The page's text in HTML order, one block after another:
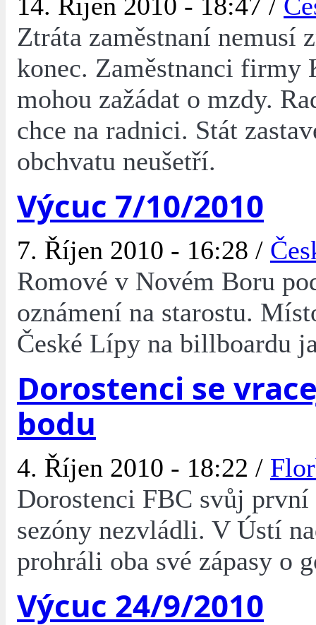
14. Říjen 2010 - 18:47 /
Ztráta zaměstnaní nemusí
konec. Zaměstnanci firmy
mohou zažádat o mzdy.
chce na radnici. Stát
obchvatu neušetří.
Výcuc 7/10/2010
7. Říjen 2010 - 16:28 /
Romové v Novém Boru
oznámení na starostu.
České Lípy na billboardu
Dorostenci se
bodu
4. Říjen 2010 - 18:22 /
Dorostenci FBC svůj první
sezóny nezvládli. V Ústí
prohráli oba své zápasy o
Výcuc 24/9/2010